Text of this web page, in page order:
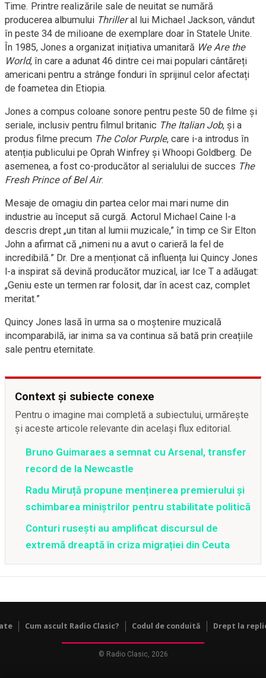
Time. Printre realizările sale de neuitat se numără
producerea albumului Thrilleral lui Michael Jackson, vândut
în peste 34 de milioane de exemplare doar în Statele Unite.
În 1985, Jones a organizat inițiativa umanitară We Are the
World, în care a adunat 46 dintre cei mai populari cântăreți
americani pentru a strânge fonduri în sprijinul celor afectați
de foametea din Etiopia.
Jones a compus coloane sonore pentru peste 50 de filme și
seriale, inclusiv pentru filmul britanic The Italian Job, și a
produs filme precum The Color Purple, care i-a introdus în
atenția publicului pe Oprah Winfrey și Whoopi Goldberg. De
asemenea, a fost co-producător al serialului de succes The
Fresh Prince of Bel Air.
Mesaje de omagiu din partea celor mai mari nume din
industrie au început să curgă. Actorul Michael Caine l-a
descris drept „un titan al lumii muzicale,” în timp ce Sir Elton
John a afirmat că „nimeni nu a avut o carieră la fel de
incredibilă.” Dr. Dre a menționat că influența lui Quincy Jones
l-a inspirat să devină producător muzical, iar Ice T a adăugat:
„Geniu este un termen rar folosit, dar în acest caz, complet
meritat.”
Quincy Jones lasă în urma sa o moștenire muzicală
incomparabilă, iar inima sa va continua să bată prin creațiile
sale pentru eternitate.
Context și subiecte conexe
Pentru o imagine mai completă a subiectului, urmărește
și aceste articole relevante din același flux editorial.
Bruno Guimaraes a semnat cu Arsenal, transfer
record de la Newcastle
Radu Miruță propune menținerea premierului și
schimbarea miniștrilor pentru stabilitate politică
Conturi rusești au amplificat discursul de
extremă dreaptă în criza migrației din Ceuta
Cum ascult Radio Clasic? Codul de conduită Drept la
© Radio Clasic, 2026